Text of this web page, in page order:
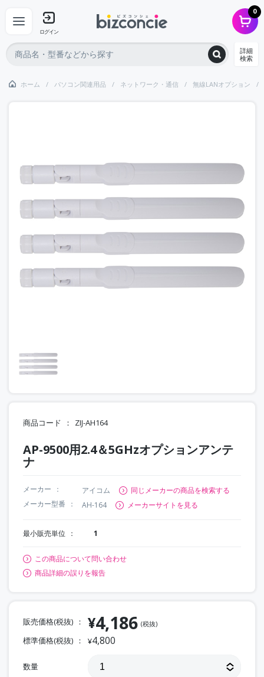
ログイン
0
詳細
検索
ホーム パソコン関連用品 ネットワーク・通信 無線LANオプション
商品コード ZIJ-AH164
AP-9500用2.4＆5GHzオプションアンテ
ナ
メーカー アイコム
同じメーカーの商品を検索する
メーカー型番
AH-164 メーカーサイトを見る
最小販売単位 1
この商品について問い合わせ
商品詳細の誤りを報告
販売価格(税抜) ¥4,186 (税抜)
標準価格(税抜) ¥4,800
数量